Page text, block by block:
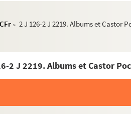
> 2 J 126-2 J 2219. Albums et Castor
2 J 2219. Albums et Castor